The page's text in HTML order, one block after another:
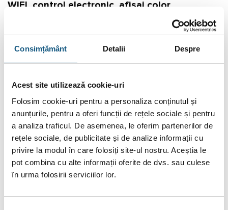
Consimțământ Detalii Despre
Acest site utilizează cookie-uri
Folosim cookie-uri pentru a personaliza conținutul și
anunțurile, pentru a oferi funcții de rețele sociale și pentru
a analiza traficul. De asemenea, le oferim partenerilor de
rețele sociale, de publicitate și de analize informații cu
privire la modul în care folosiți site-ul nostru. Aceștia le
pot combina cu alte informații oferite de dvs. sau culese
în urma folosirii serviciilor lor.
WIFI, control electronic, afisaj color
Convectorul electric Eldom RH01W20W-W este un dispozitiv
electric, cu un design ultra-modern si minimalist, destinat
pentru incalzirea dormitoarelor, camerelor de zi sau chiar la
birou, ce au o suprafata cuprinsa intre 16 – 22 mp.
Pentru o utilizare usoara, convectorul electric Eldom dispune
de un panou de comanda cu control electronic si afisaj color,
modul WIFI, iar aplicatia Eldom, va va spori nivelul de confort
in timpul utilizarii si setarii gradului de comoditate termica.
De asemenea, convectorul este dotat cu functia de blocare
pentru protectia copiilor si functia de „fereastra deschisa“
pentru recunoasterea ferestrei sau usii deschise care opreste
energie electrica.